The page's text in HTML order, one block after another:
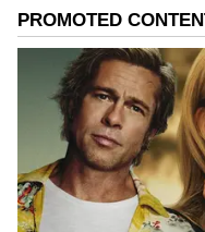
ಇಷ್ಟು ಸುಲಭದ
ಅವಿನಾಶ್‌ ಶೆಟ್ಟಿ,
ಪ್ರಶ್ನೆಯನ್ನೇ
ಸರಿಯಾದ ಉತ್ತರ
ಇನ್ನೂ